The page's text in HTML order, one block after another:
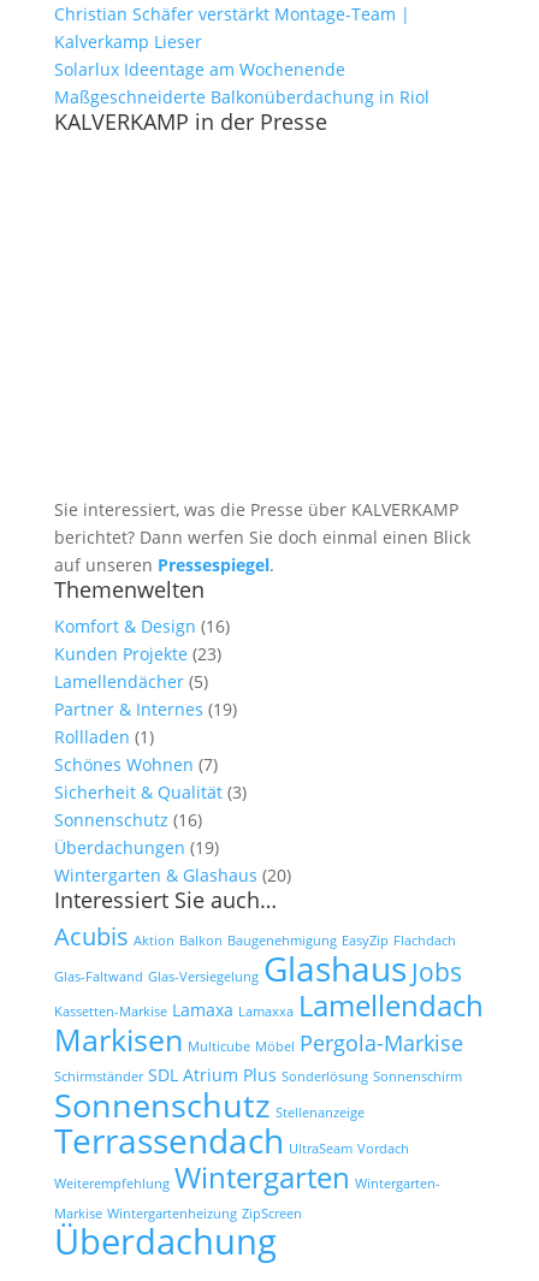
Christian Schäfer verstärkt Montage-Team |
Kalverkamp Lieser
Solarlux Ideentage am Wochenende
Maßgeschneiderte Balkonüberdachung in Riol
KALVERKAMP in der Presse
Sie interessiert, was die Presse über KALVERKAMP
berichtet? Dann werfen Sie doch einmal einen Blick
auf unseren Pressespiegel.
Themenwelten
Komfort & Design (16)
Kunden Projekte (23)
Lamellendächer(5)
Partner & Internes (19)
Rollladen (1)
Schönes Wohnen (7)
Sicherheit & Qualität(3)
Sonnenschutz (16)
Überdachungen (19)
Wintergarten & Glashaus (20)
Interessiert Sie auch…
Acubis Aktion Balkon Baugenehmigung EasyZip Flachdach
Glas-Faltwand Glas-Versiegelung Glashaus Jobs
Kassetten-Markise Lamaxa Lamaxxa Lamellendach
Markisen Multicube Möbel Pergola-Markise
Schirmständer SDL Atrium Plus Sonderlösung Sonnenschirm
Sonnenschutz Stellenanzeige
Terrassendach UltraSeam Vordach
Weiterempfehlung Wintergarten Wintergarten-
Markise Wintergartenheizung ZipScreen
Überdachung